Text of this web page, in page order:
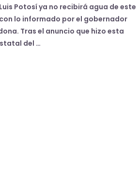
Potosí ya no recibirá agua de este
lo informado por el gobernador
Tras el anuncio que hizo esta
del …